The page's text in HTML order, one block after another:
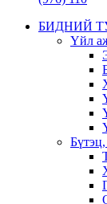
БИДНИЙ
Үйл